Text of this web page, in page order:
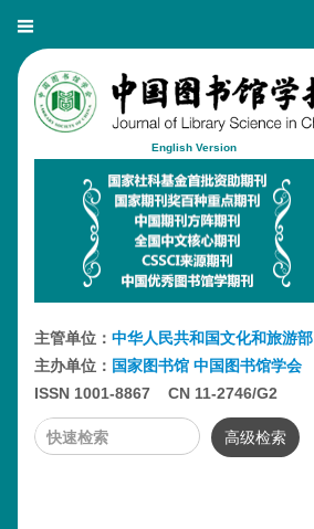
English Version
主管单位： 中华人民共和国文化和旅游部
主办单位： 国家图书馆 中国图书馆学会
ISSN 1001-8867 CN 11-2746/G2
高级检索